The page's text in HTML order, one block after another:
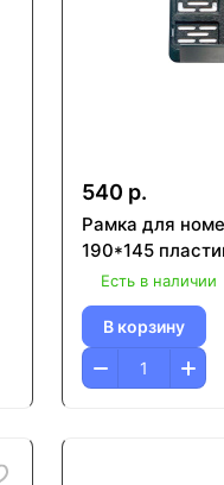
540 р.
Рамка для
190*145
Есть в наличии
В корзину